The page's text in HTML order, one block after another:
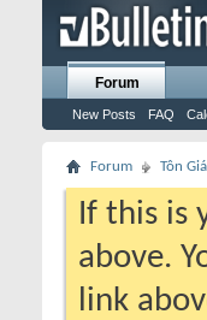
Forum
New Posts FAQ
Forum Tôn
If this is
above.
link